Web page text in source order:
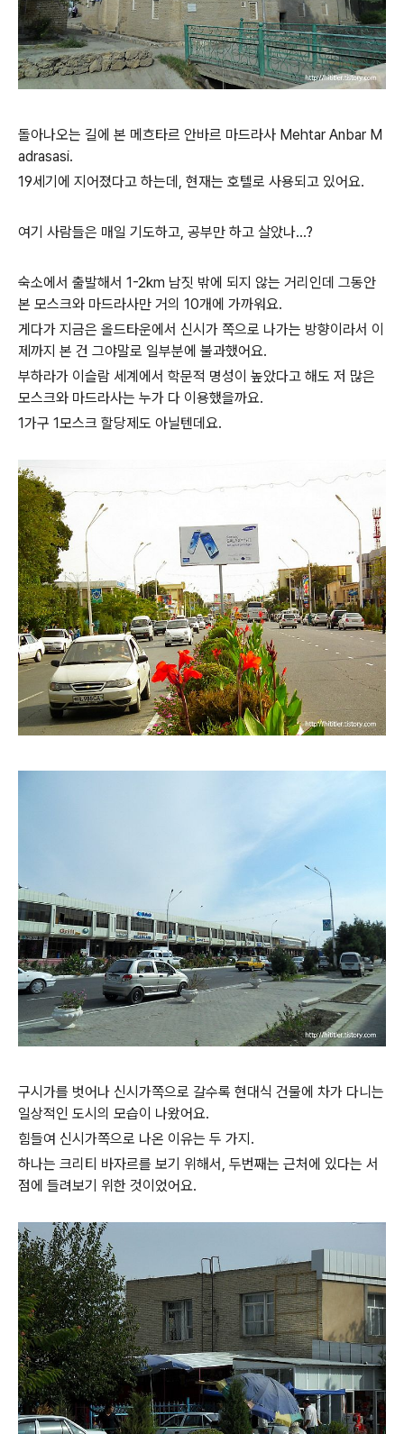
돌아나오는 길에 본 메흐타르 안바르 마드라사 Mehtar Anbar M
adrasasi.
19세기에 지어졌다고 하는데, 현재는 호텔로 사용되고 있어요.
여기 사람들은 매일 기도하고, 공부만 하고 살았나...?
숙소에서 출발해서 1-2km 남짓 밖에 되지 않는 거리인데 그동안
본 모스크와 마드라사만 거의 10개에 가까워요.
게다가 지금은 올드타운에서 신시가 쪽으로 나가는 방향이라서 이
제까지 본 건 그야말로 일부분에 불과했어요.
부하라가 이슬람 세계에서 학문적 명성이 높았다고 해도 저 많은
모스크와 마드라사는 누가 다 이용했을까요.
1가구 1모스크 할당제도 아닐텐데요.
구시가를 벗어나 신시가쪽으로 갈수록 현대식 건물에 차가 다니는
일상적인 도시의 모습이 나왔어요.
힘들여 신시가쪽으로 나온 이유는 두 가지.
하나는 크리티 바자르를 보기 위해서, 두번째는 근처에 있다는 서
점에 들려보기 위한 것이었어요.